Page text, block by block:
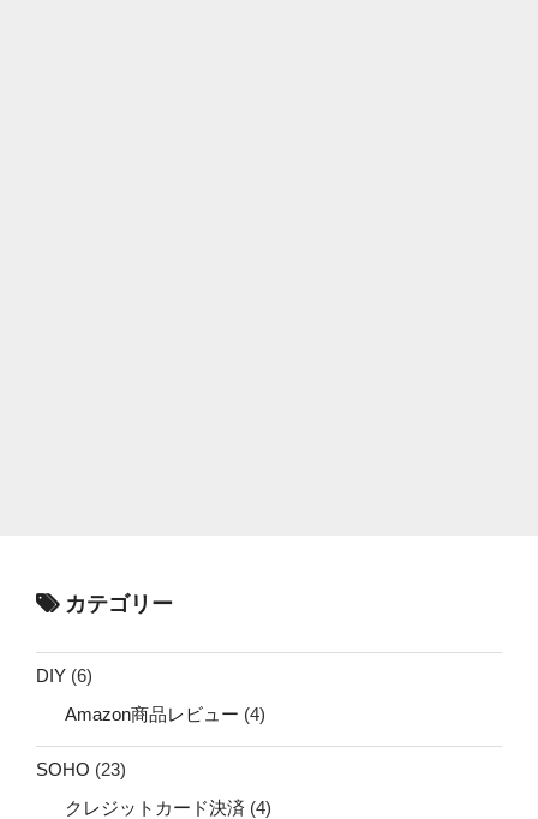
カテゴリー
DIY (6)
Amazon商品レビュー (4)
SOHO (23)
クレジットカード決済 (4)